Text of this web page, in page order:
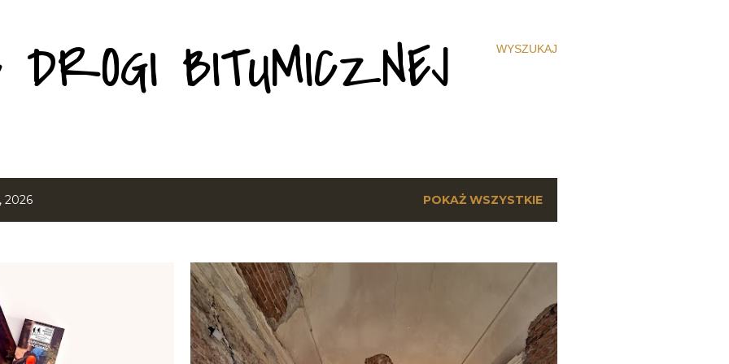
WYSZUKAJ
DROGI BITUMICZNEJ
2026 POKAŻ WSZYSTKIE